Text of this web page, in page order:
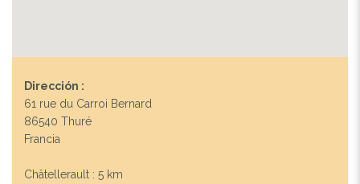
Dirección :
61 rue du Carroi Bernard
86540 Thuré
Francia
Châtellerault : 5 km